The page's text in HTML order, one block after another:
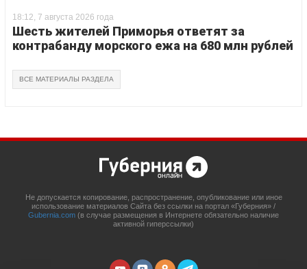
18:12, 7 августа 2026 года
Шесть жителей Приморья ответят за
контрабанду морского ежа на 680 млн рублей
ВСЕ МАТЕРИАЛЫ РАЗДЕЛА
Не допускается копирование, распространение, опубликование или иное
использование материалов Сайта без ссылки на портал «Губерния» /
Gubernia.com (в случае размещения в Интернете обязательно наличие
активной гиперссылки)